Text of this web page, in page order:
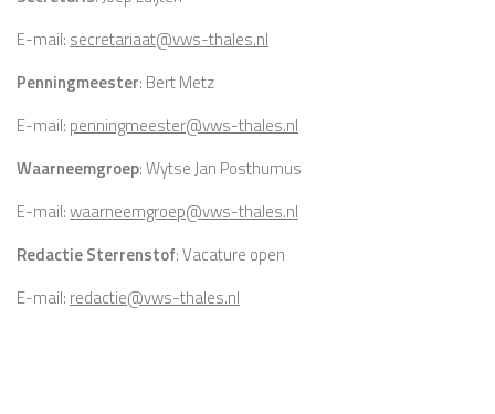
E-mail: secretariaat@vws-thales.nl
Penningmeester: Bert Metz
E-mail: penningmeester@vws-thales.nl
Waarneemgroep: Wytse Jan Posthumus
E-mail:waarneemgroep@vws-thales.nl
Redactie Sterrenstof: Vacature open
E-mail: redactie@vws-thales.nl